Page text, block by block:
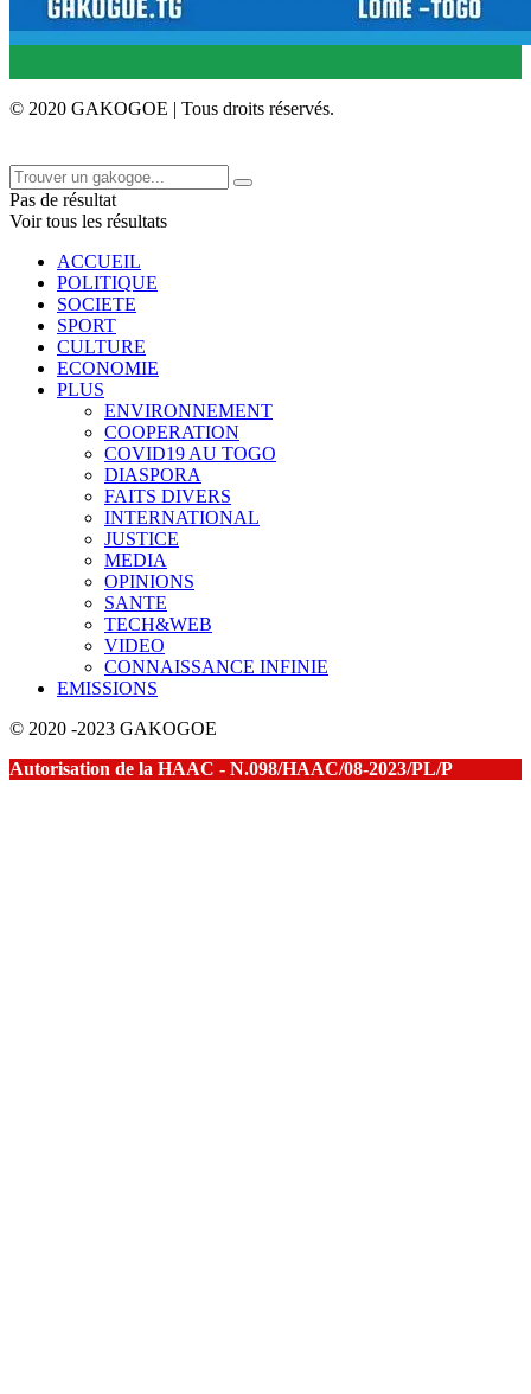
© 2020 GAKOGOE | Tous droits réservés.
Pas de résultat
Voir tous les résultats
ACCUEIL
POLITIQUE
SOCIETE
SPORT
CULTURE
ECONOMIE
PLUS
ENVIRONNEMENT
COOPERATION
COVID19 AU TOGO
DIASPORA
FAITS DIVERS
INTERNATIONAL
JUSTICE
MEDIA
OPINIONS
SANTE
TECH&WEB
VIDEO
CONNAISSANCE INFINIE
EMISSIONS
© 2020 -2023 GAKOGOE
Autorisation de la HAAC - N.098/HAAC/08-2023/PL/P